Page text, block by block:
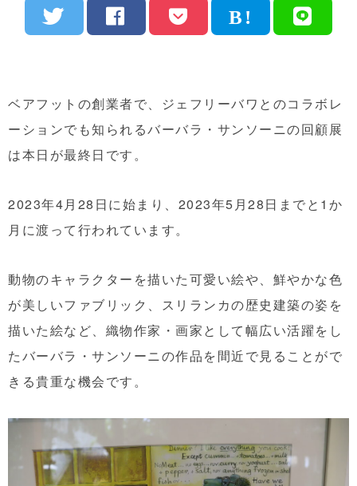
ベアフットの創業者で、ジェフリーバワとのコラボレ
ーションでも知られるバーバラ・サンソーニの回顧展
は本日が最終日です。
2023年4月28日に始まり、2023年5月28日までと1か
月に渡って行われています。
動物のキャラクターを描いた可愛い絵や、鮮やかな色
が美しいファブリック、スリランカの歴史建築の姿を
描いた絵など、織物作家・画家として幅広い活躍をし
たバーバラ・サンソーニの作品を間近で見ることがで
きる貴重な機会です。